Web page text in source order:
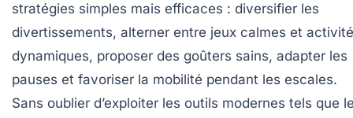
stratégies simples mais efficaces : diversifier les
divertissements, alterner entre jeux calmes et
dynamiques, proposer des goûters sains, adapter les
pauses et favoriser la mobilité pendant les escales.
Sans oublier d’exploiter les outils modernes tels que